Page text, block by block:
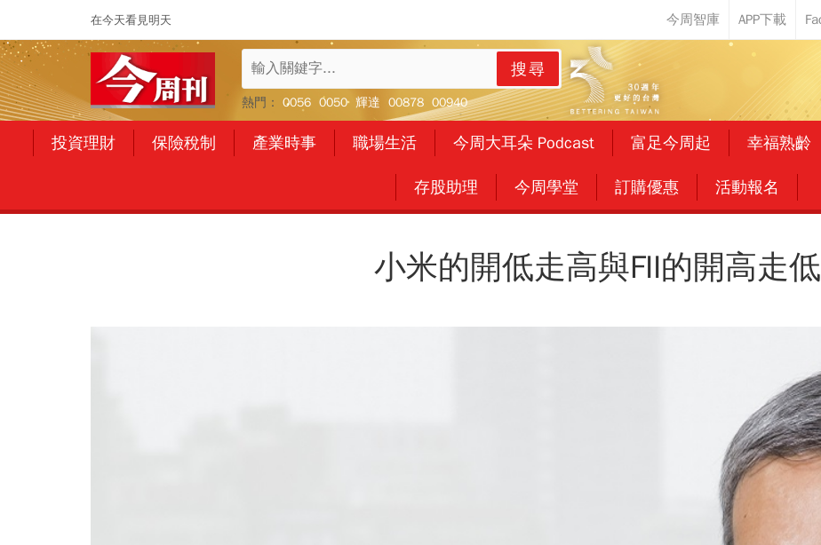
在今天看見明天
搜尋
熱門： 0056 0050 輝達 00878 00940
投資理財 保險稅制 產業時事 職場生活 今周大耳朵 Podcast 富足今周起 幸福熟齡
存股助理 今周學堂 訂購優惠 活動報名
小米的開低走高與FII的開高走低